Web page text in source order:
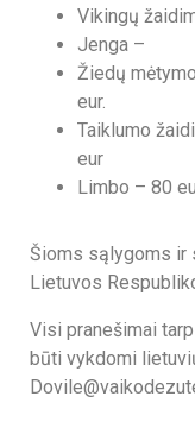
Vikingų
Jenga –
Žiedų
eur.
Taiklumo
eur
Limbo – 80
Šioms sąlygoms ir
Lietuvos
Visi pranešimai
būti vykdomi